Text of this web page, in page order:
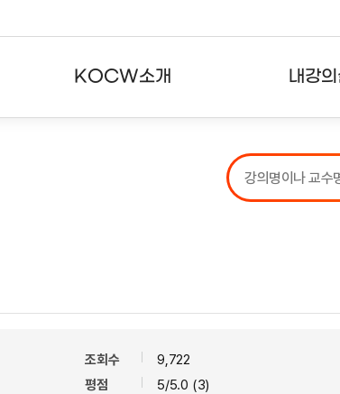
KOCW소개 내강
강의리
수강확인
조회수
9,722
평점
5/5.0 (3)